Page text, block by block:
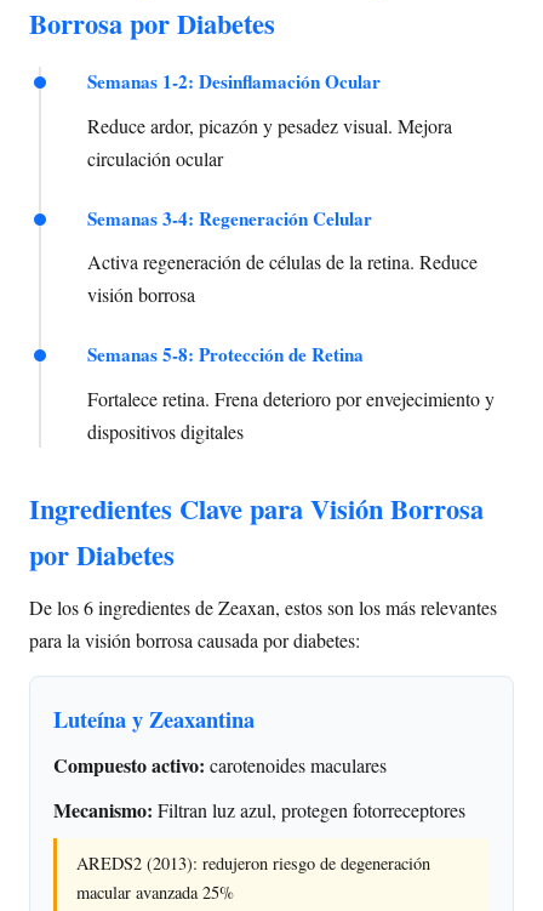
Borrosa por Diabetes
Semanas 1-2: Desinflamación Ocular
Reduce ardor, picazón y pesadez visual. Mejora
circulación ocular
Semanas 3-4: Regeneración Celular
Activa regeneración de células de la retina. Reduce
visión borrosa
Semanas 5-8: Protección de Retina
Fortalece retina. Frena deterioro por envejecimiento y
dispositivos digitales
Ingredientes Clave para Visión Borrosa
por Diabetes
De los 6 ingredientes de Zeaxan, estos son los más relevantes
para la visión borrosa causada por diabetes:
Luteína y Zeaxantina
Compuesto activo: carotenoides maculares
Mecanismo: Filtran luz azul, protegen fotorreceptores
AREDS2 (2013): redujeron riesgo de degeneración
macular avanzada 25%